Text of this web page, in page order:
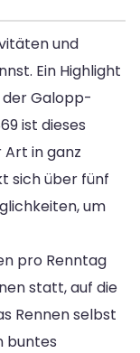
und
Ein Highlight
Galopp-
ist dieses
in ganz
sich über fünf
um
pro Renntag
statt, auf die
Rennen selbst
buntes